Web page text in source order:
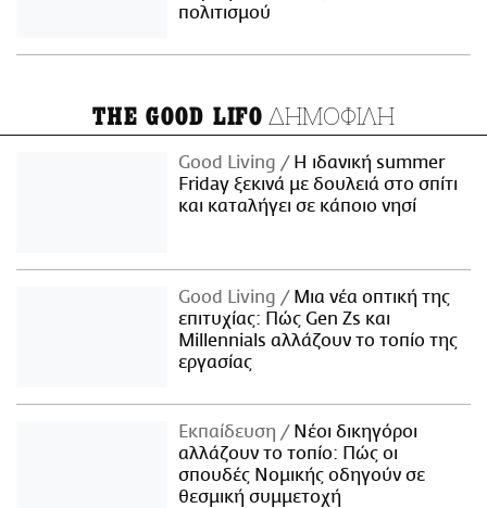
πολιτισμού
THE GOOD LIFO ΔΗΜΟΦΙΛΗ
Good Living
Η ιδανική summer
Friday ξεκινά με δουλειά στο σπίτι
και καταλήγει σε κάποιο νησί
Good Living
Μια νέα οπτική της
επιτυχίας: Πώς Gen Zs και
Millennials αλλάζουν το τοπίο της
εργασίας
Εκπαίδευση
Νέοι δικηγόροι
αλλάζουν το τοπίο: Πώς οι
σπουδές Νομικής οδηγούν σε
θεσμική συμμετοχή